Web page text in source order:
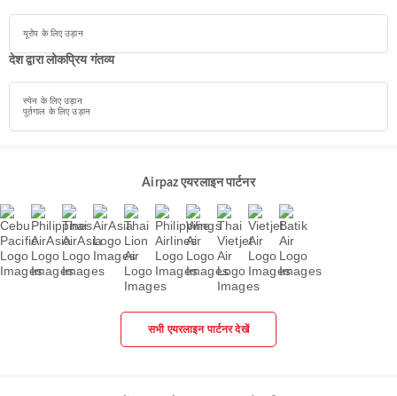
यूरोप के लिए उड़ान
देश द्वारा लोकप्रिय गंतव्य
स्पेन के लिए उड़ान
पुर्तगाल के लिए उड़ान
Airpaz एयरलाइन पार्टनर
सभी एयरलाइन पार्टनर देखें